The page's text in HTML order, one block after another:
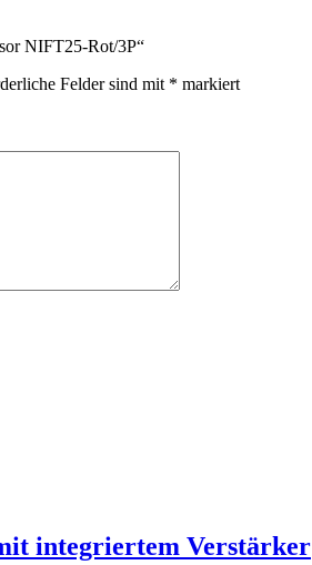
NIFT25-Rot/3P“
Felder sind mit * markiert
integriertem Verstärker